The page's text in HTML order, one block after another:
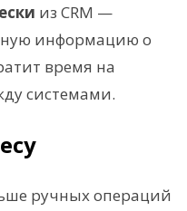
из CRM —
информацию о
время на
системами.
ручных операций